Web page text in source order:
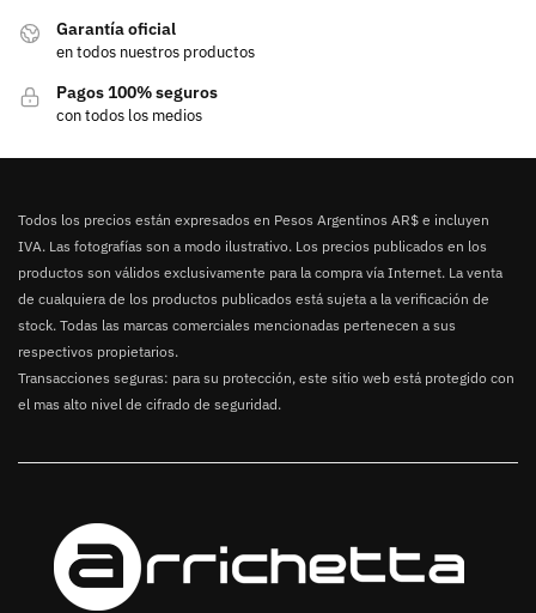
Garantía oficial
en todos nuestros productos
Pagos 100% seguros
con todos los medios
Todos los precios están expresados en Pesos Argentinos AR$ e incluyen
IVA. Las fotografías son a modo ilustrativo. Los precios publicados en los
productos son válidos exclusivamente para la compra vía Internet. La venta
de cualquiera de los productos publicados está sujeta a la verificación de
stock. Todas las marcas comerciales mencionadas pertenecen a sus
respectivos propietarios.
Transacciones seguras: para su protección, este sitio web está protegido con
el mas alto nivel de cifrado de seguridad.